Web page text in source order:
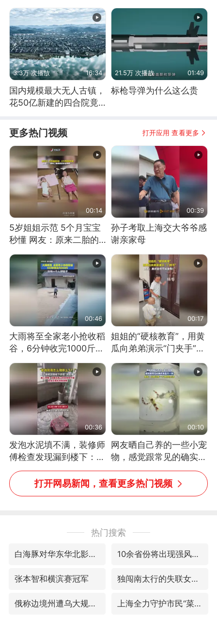
的
在过？
3.3万 次播放 16:34
国内规模最大无人古镇，
花50亿新建的四合院竟
21.5万 次播放 01:49
标枪导弹为什么这么贵
更多热门视频 打开应用 查看更多
00:14
5岁姐姐示范 5个月宝宝
秒懂 网友：原来二胎的
00:39
孙子考取上海交大爷爷感
谢亲家母
00:46
大雨将至全家老小抢收稻
谷，6分钟收完1000斤，
00:17
姐姐的“硬核教育”，用黄
瓜向弟弟演示“门夹手”，
教！
00:36
发泡水泥填不满，装修师
傅检查发现漏到楼下：出
风口未延伸到外墙
00:10
网友晒自己养的一些小宠
物，感觉跟常见的确实有
些不一样
打开网易新闻，查看更多热门视频
热门搜索
白海豚对华东华北影响会大于巴威 10余省份将出现强风雨 局地特大暴雨
张本智和横滨赛冠军 独闯南太行的失联女生最后轨迹已确认
俄称边境州遭乌大规模袭击已致13伤 上海全力守护市民“菜篮子”